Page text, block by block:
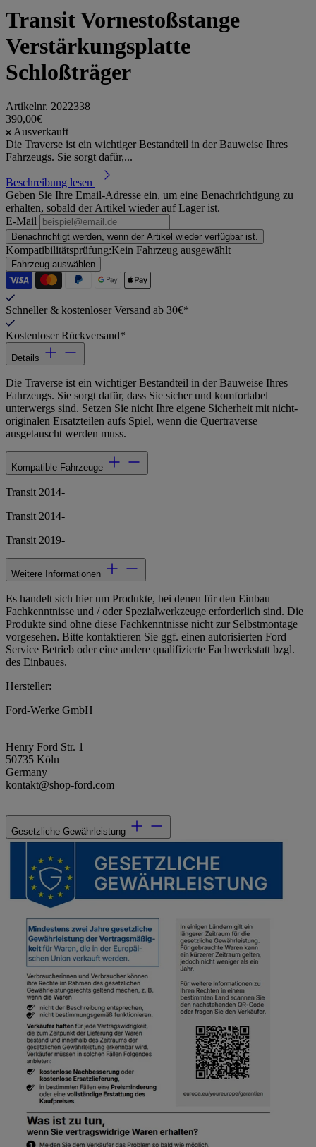
Transit Vornestoßstange
Verstärkungsplatte
Schloßträger
Artikelnr. 2022338
390,00€
Ausverkauft
Die Traverse ist ein wichtiger Bestandteil in der Bauweise Ihres
Fahrzeugs. Sie sorgt dafür,...
Beschreibung lesen
Geben Sie Ihre Email-Adresse ein, um eine Benachrichtigung zu
erhalten, sobald der Artikel wieder auf Lager ist.
E-Mail
Benachrichtigt werden, wenn der Artikel wieder verfügbar ist.
Kompatibilitätsprüfung:Kein Fahrzeug ausgewählt
Fahrzeug auswählen
Schneller & kostenloser Versand ab 30€*
Kostenloser Rückversand*
Details
Die Traverse ist ein wichtiger Bestandteil in der Bauweise Ihres
Fahrzeugs. Sie sorgt dafür, dass Sie sicher und komfortabel
unterwergs sind. Setzen Sie nicht Ihre eigene Sicherheit mit nicht-
originalen Ersatzteilen aufs Spiel, wenn die Quertraverse
ausgetauscht werden muss.
Kompatible Fahrzeuge
Transit 2014-
Transit 2014-
Transit 2019-
Weitere Informationen
Es handelt sich hier um Produkte, bei denen für den Einbau
Fachkenntnisse und / oder Spezialwerkzeuge erforderlich sind. Die
Produkte sind ohne diese Fachkenntnisse nicht zur Selbstmontage
vorgesehen. Bitte kontaktieren Sie ggf. einen autorisierten Ford
Service Betrieb oder eine andere qualifizierte Fachwerkstatt bzgl.
des Einbaues.
Hersteller:
Ford-Werke GmbH
Henry Ford Str. 1
50735 Köln
Germany
kontakt@shop-ford.com
Gesetzliche Gewährleistung